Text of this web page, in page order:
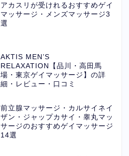
アカスリが受けれるおすすめゲイ
マッサージ・メンズマッサージ3
選
AKTIS MEN’S
RELAXATION【品川・高田馬
場・東京ゲイマッサージ】の詳
細・レビュー・口コミ
前立腺マッサージ・カルサイネイ
ザン・ジャップカサイ・睾丸マッ
サージのおすすめゲイマッサージ
14選